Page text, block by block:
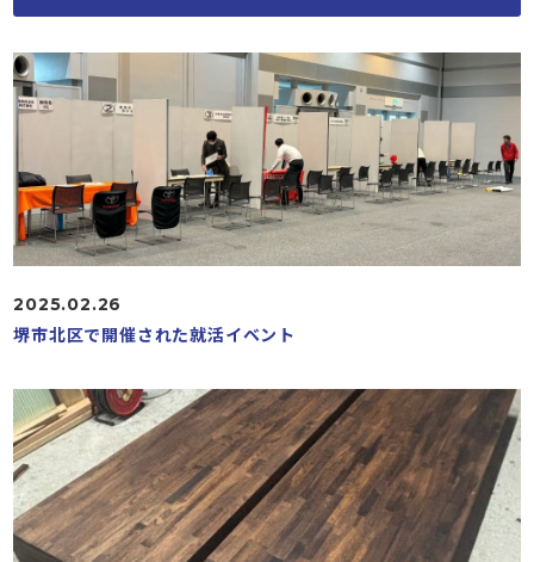
2025.02.26
堺市北区で開催された就活イベント